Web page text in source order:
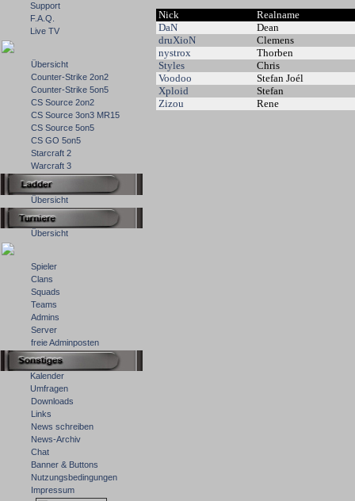
Support
F.A.Q.
Live TV
Übersicht
Counter-Strike 2on2
Counter-Strike 5on5
CS Source 2on2
CS Source 3on3 MR15
CS Source 5on5
CS GO 5on5
Starcraft 2
Warcraft 3
Übersicht
Übersicht
Spieler
Clans
Squads
Teams
Admins
Server
freie Adminposten
Kalender
Umfragen
Downloads
Links
News schreiben
News-Archiv
Chat
Banner & Buttons
Nutzungsbedingungen
Impressum
Nick
Realname
DaN
Dean
druXioN
Clemens
nystrox
Thorben
Styles
Chris
Voodoo
Stefan Joél
Xploid
Stefan
Zizou
Rene